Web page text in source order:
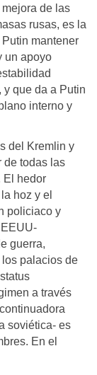
de las
rusas, es la
mantener
un apoyo
y que da a Putin
interno y
del Kremlin y
de todas las
El hedor
hoz y el
policiaco y
guerra,
palacios de
a través
soviética- es
En el